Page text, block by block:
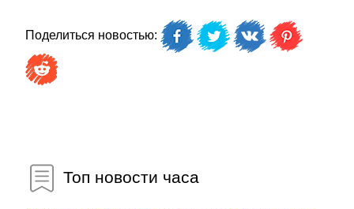
Поделиться новостью:
Топ новости часа